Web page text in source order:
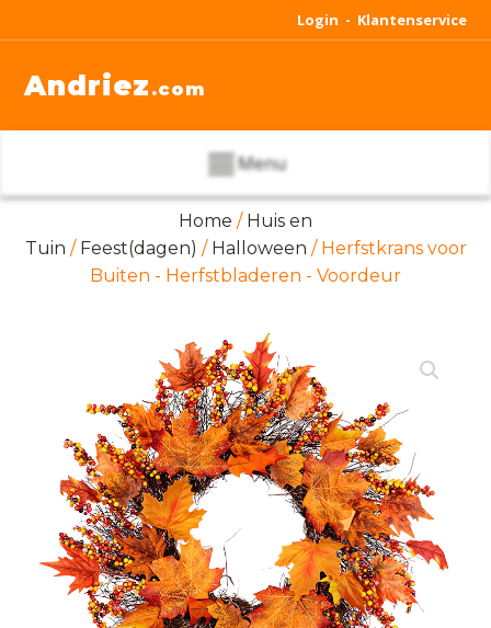
Login - Klantenservice
Andriez .com
Menu
Home / Huis en
Tuin / Feest(dagen) / Halloween / Herfstkrans voor
Buiten - Herfstbladeren - Voordeur